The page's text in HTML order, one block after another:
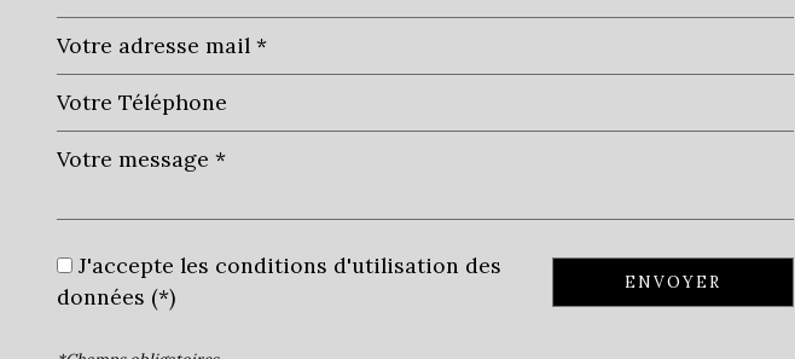
J'accepte les conditions d'utilisation des
données (*)
ENVOYER